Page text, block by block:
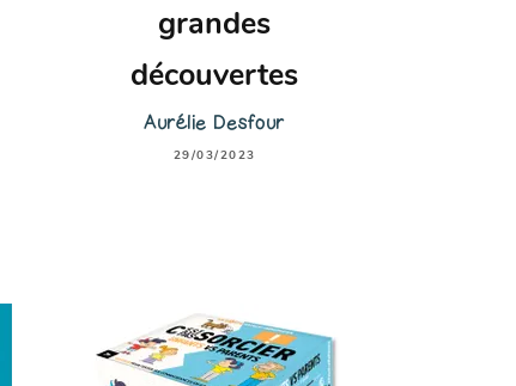
grandes
découvertes
Aurélie Desfour
29/03/2023